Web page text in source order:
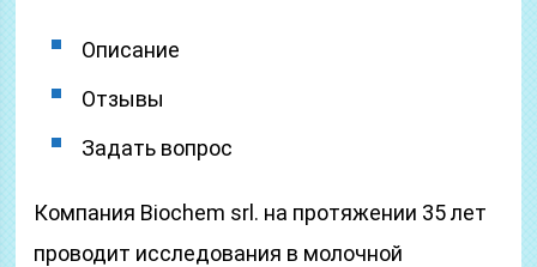
Описание
Отзывы
Задать вопрос
Компания Biochem srl. на протяжении 35 лет
проводит исследования в молочной